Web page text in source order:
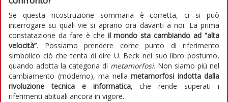
Se questa ricostruzione sommaria è corretta, ci si può
interrogare su quali vie si aprano ora davanti a noi. La prima
constatazione da fare è che il mondo sta cambiando ad “alta
velocità”. Possiamo prendere come punto di riferimento
simbolico ciò che tenta di dire U. Beck nel suo libro postumo,
quando adotta la categoria di metamorfosi. Non siamo più nel
cambiamento (moderno), ma nella metamorfosi indotta dalla
rivoluzione tecnica e informatica, che rende superati i
riferimenti abituali ancora in vigore.